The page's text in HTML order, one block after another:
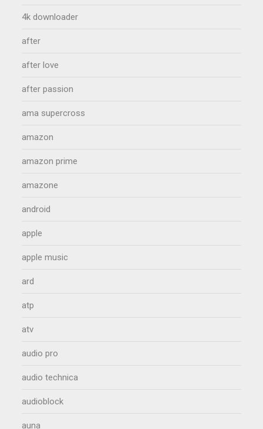
4k downloader
after
after love
after passion
ama supercross
amazon
amazon prime
amazone
android
apple
apple music
ard
atp
atv
audio pro
audio technica
audioblock
auna